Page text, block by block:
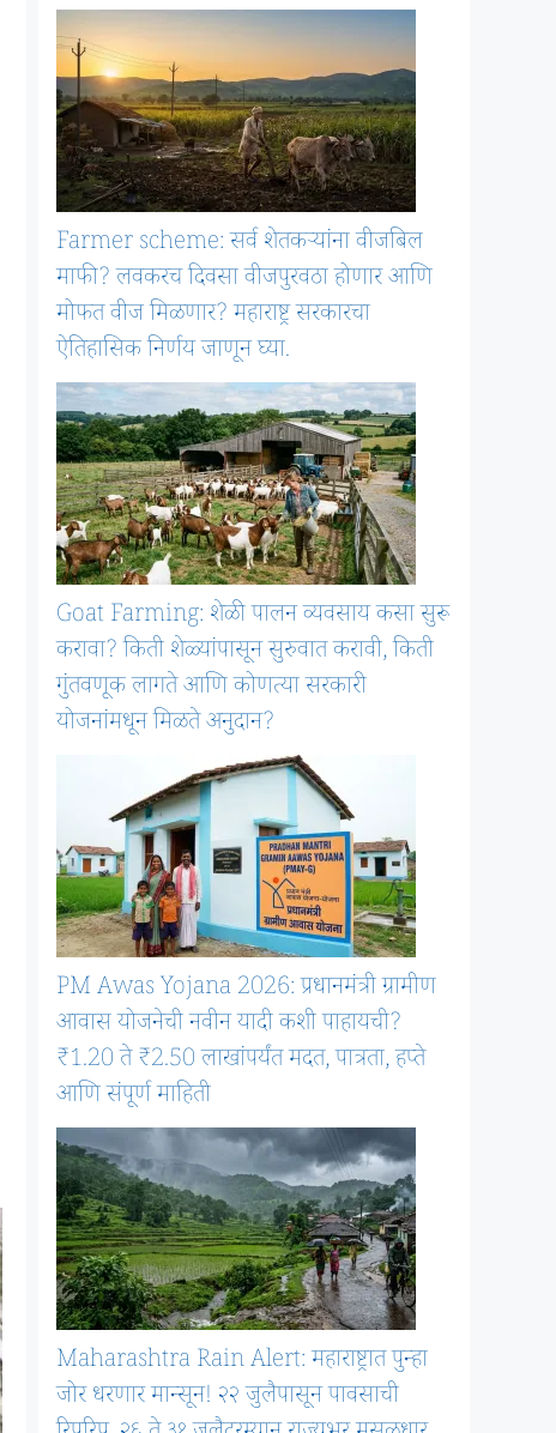
Farmer scheme: सर्व शेतकऱ्यांना वीजबिल
माफी? लवकरच दिवसा वीजपुरवठा होणार आणि
मोफत वीज मिळणार? महाराष्ट्र सरकारचा
ऐतिहासिक निर्णय जाणून घ्या.
Goat Farming: शेळी पालन व्यवसाय कसा सुरू
करावा? किती शेळ्यांपासून सुरुवात करावी, किती
गुंतवणूक लागते आणि कोणत्या सरकारी
योजनांमधून मिळते अनुदान?
PM Awas Yojana 2026: प्रधानमंत्री ग्रामीण
आवास योजनेची नवीन यादी कशी पाहायची?
₹1.20 ते ₹2.50 लाखांपर्यंत मदत, पात्रता, हप्ते
आणि संपूर्ण माहिती
Maharashtra Rain Alert: महाराष्ट्रात पुन्हा
जोर धरणार मान्सून! २२ जुलैपासून पावसाची